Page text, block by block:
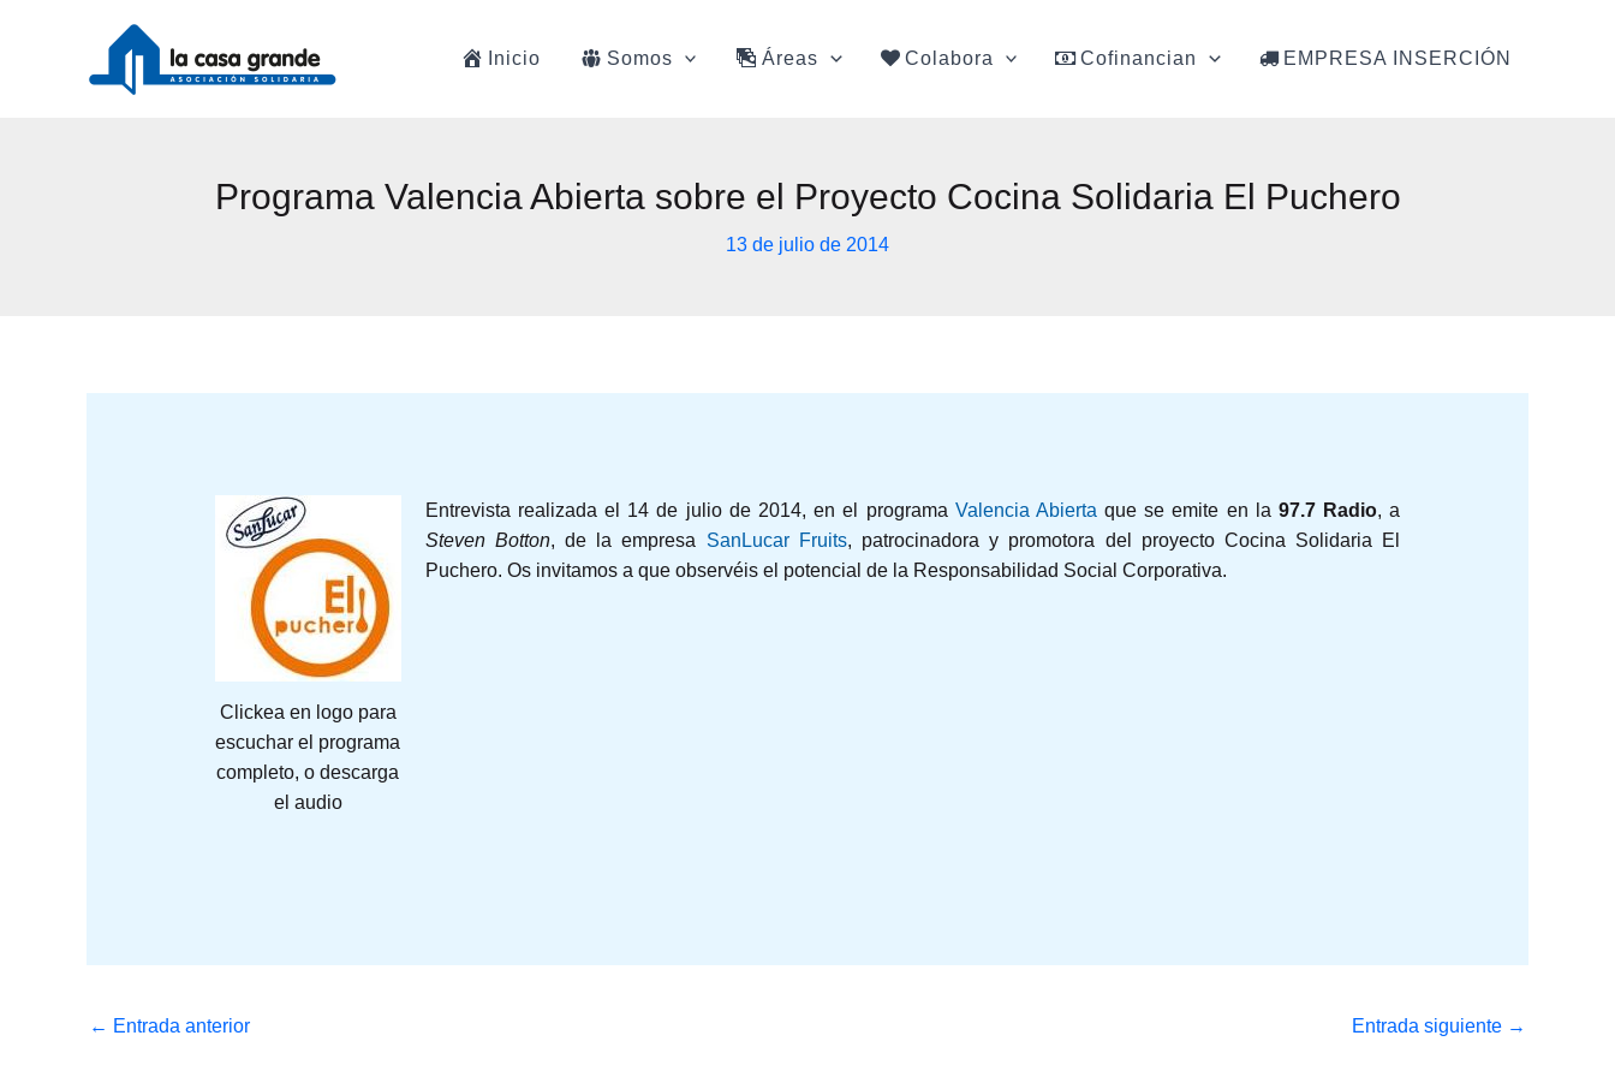
Inicio Somos Áreas Colabora Cofinancian EMPRESA INSERCIÓN
Programa Valencia Abierta sobre el Proyecto Cocina Solidaria El Puchero
13 de julio de 2014
Clickea en logo para
escuchar el programa
completo, o descarga
el audio
Entrevista realizada el 14 de julio de 2014, en el programa Valencia Abiertaque se emite en la 97.7 Radio, a
Steven Botton, de la empresa SanLucar Fruits, patrocinadora y promotora del proyecto Cocina Solidaria El
Puchero. Os invitamos a que observéis el potencial de la Responsabilidad Social Corporativa.
← Entrada anterior Entrada siguiente →